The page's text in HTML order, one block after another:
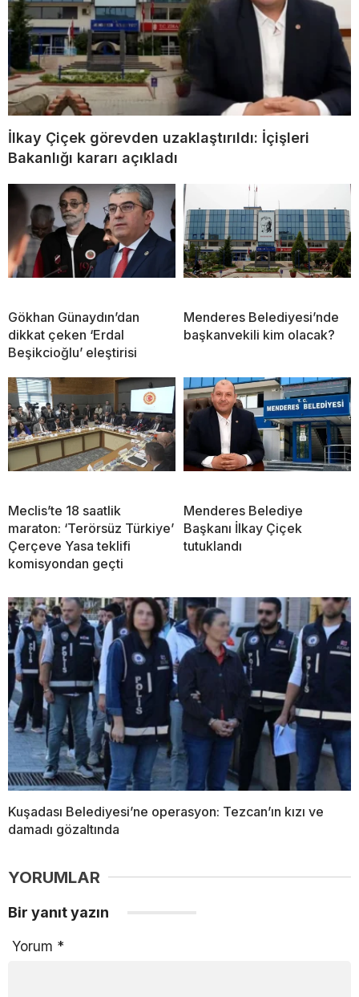
İlkay Çiçek görevden uzaklaştırıldı: İçişleri
Bakanlığı kararı açıkladı
Gökhan Günaydın’dan
dikkat çeken ‘Erdal
Beşikcioğlu’ eleştirisi
Menderes Belediyesi’nde
başkanvekili kim olacak?
Meclis’te 18 saatlik
maraton: ‘Terörsüz Türkiye’
Çerçeve Yasa teklifi
komisyondan geçti
Menderes Belediye
Başkanı İlkay Çiçek
tutuklandı
Kuşadası Belediyesi’ne operasyon: Tezcan’ın kızı ve
damadı gözaltında
YORUMLAR
Bir yanıt yazın
Yorum *